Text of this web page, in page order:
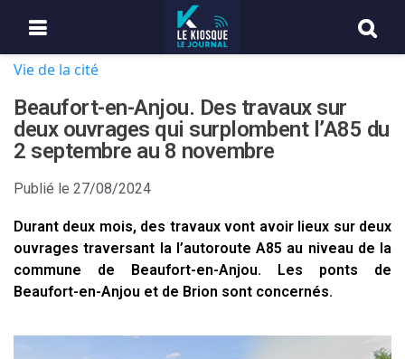
Vie de la cité
Beaufort-en-Anjou. Des travaux sur
deux ouvrages qui surplombent l’A85 du
2 septembre au 8 novembre
Publié le 27/08/2024
Durant deux mois, des travaux vont avoir lieux sur deux
ouvrages traversant la l’autoroute A85 au niveau de la
commune de Beaufort-en-Anjou. Les ponts de
Beaufort-en-Anjou et de Brion sont concernés.